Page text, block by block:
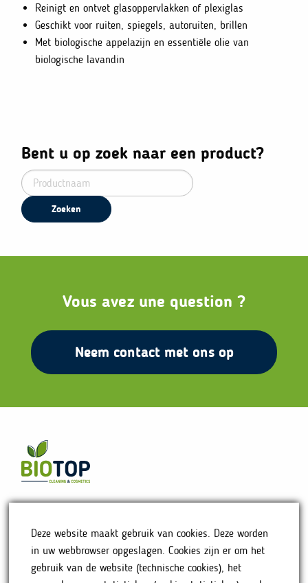
Reinigt en ontvet glasoppervlakken of plexiglas
Geschikt voor ruiten, spiegels, autoruiten, brillen
Met biologische appelazijn en essentiële olie van
biologische lavandin
Bent u op zoek naar een product?
Zoeken
Vous avez une question ?
Neem contact met ons op
WAAR ONS TE VINDEN
Deze website maakt gebruik van cookies. Deze worden
in uw webbrowser opgeslagen. Cookies zijn er om het
gebruik van de website (technische cookies), het